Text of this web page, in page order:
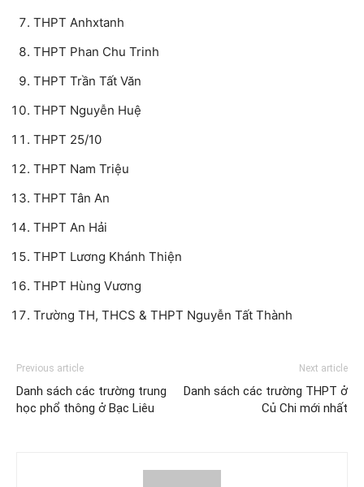
THPT Anhxtanh
THPT Phan Chu Trinh
THPT Trần Tất Văn
THPT Nguyễn Huệ
THPT 25/10
THPT Nam Triệu
THPT Tân An
THPT An Hải
THPT Lương Khánh Thiện
THPT Hùng Vương
Trường TH, THCS & THPT Nguyễn Tất Thành
Previous article
Danh sách các trường trung
học phổ thông ở Bạc Liêu
Next article
Danh sách các trường THPT ở
Củ Chi mới nhất